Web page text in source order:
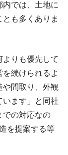
では、土地に
も多くありま
りも優先して
続けられるよ
や間取り、外観
います」と同社
での対応なの
を提案する等